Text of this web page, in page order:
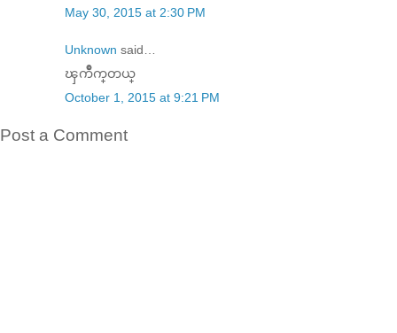
May 30, 2015 at 2:30 PM
Unknown said…
ၾကဳိက္​တယ္​
October 1, 2015 at 9:21 PM
Post a Comment